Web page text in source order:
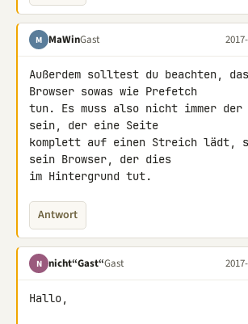
M MaWinGast
Außerdem solltest du beachten,
Browser sowas wie Prefetch
tun. Es muss also nicht immer der
sein, der eine Seite
komplett auf einen Streich lädt,
sein Browser, der dies
im Hintergrund tut.
Antwort
N nicht“Gast“Gast
Hallo,